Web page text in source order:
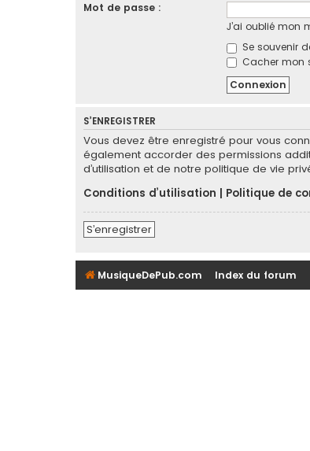
Mot de passe :
J’ai oublié mon
Se souvenir
Cacher mon
S’ENREGISTRER
Vous devez être enregistré pour vous
également accorder des permissions
d’utilisation et de notre politique de vie
Conditions d’utilisation
Politique de
S’enregistrer
MusiqueDePub.com Index du forum